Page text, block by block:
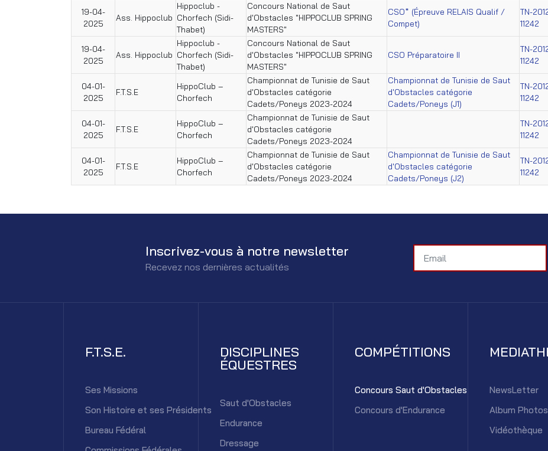
19-04-
2025
Ass. Hippoclub
Hippoclub -
Chorfech (Sidi-
Thabet)
Concours National de Saut
d'Obstacles "HIPPOCLUB SPRING
MASTERS"
CSO* (Épreuve RELAIS Qualif /
Compet)
TN-
11242
19-04-
2025
Ass. Hippoclub
Hippoclub -
Chorfech (Sidi-
Thabet)
Concours National de Saut
d'Obstacles "HIPPOCLUB SPRING
MASTERS"
CSO Préparatoire II
TN-
11242
04-01-
2025
F.T.S.E
HippoClub –
Chorfech
Championnat de Tunisie de Saut
d'Obstacles catégorie
Cadets/Poneys 2023-2024
Championnat de Tunisie de Saut
d'Obstacles catégorie
Cadets/Poneys (J1)
TN-
11242
04-01-
2025
F.T.S.E
HippoClub –
Chorfech
Championnat de Tunisie de Saut
d'Obstacles catégorie
Cadets/Poneys 2023-2024
TN-
11242
04-01-
2025
F.T.S.E
HippoClub –
Chorfech
Championnat de Tunisie de Saut
d'Obstacles catégorie
Cadets/Poneys 2023-2024
Championnat de Tunisie de Saut
d'Obstacles catégorie
Cadets/Poneys (J2)
TN-
11242
Inscrivez-vous à notre newsletter
Recevez nos dernières actualités
F.T.S.E.
Ses Missions
Son Histoire et ses Présidents
Bureau Fédéral
DISCIPLINES
ÉQUESTRES
Saut d'Obstacles
Endurance
Dressage
COMPÉTITIONS
Concours Saut d'Obstacles
Concours d'Endurance
NewsLetter
Album Photos
Vidéothèque